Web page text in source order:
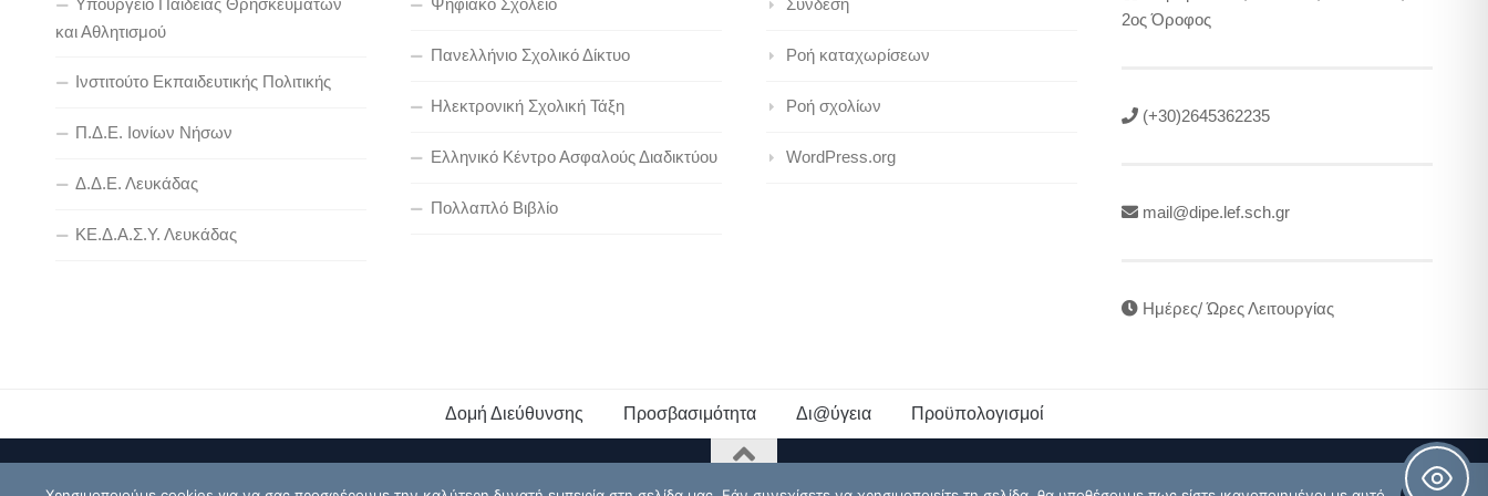
και Αθλητισμού
Ινστιτούτο Εκπαιδευτικής Πολιτικής
Π.Δ.Ε. Ιονίων Νήσων
Δ.Δ.Ε. Λευκάδας
ΚΕ.Δ.Α.Σ.Υ. Λευκάδας
Πανελλήνιο Σχολικό Δίκτυο
Ηλεκτρονική Σχολική Τάξη
Ελληνικό Κέντρο Ασφαλούς Διαδικτύου
Πολλαπλό Βιβλίο
Ροή καταχωρίσεων
Ροή σχολίων
WordPress.org
2ος Όροφος
(+30)2645362235
mail@dipe.lef.sch.gr
Ημέρες/ Ώρες Λειτουργίας
Δομή Διεύθυνσης Προσβασιμότητα Δι@ύγεια Προϋπολογισμοί